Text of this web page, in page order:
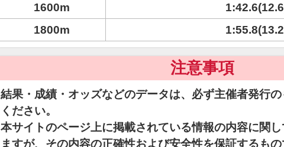
1600m
1800m
注意事項
結果・成績・オッズなどのデータは、必ず主催者発行
ください。
本サイトのページ上に掲載されている情報の内容に関
ますが、その内容の正確性および安全性を保証するも